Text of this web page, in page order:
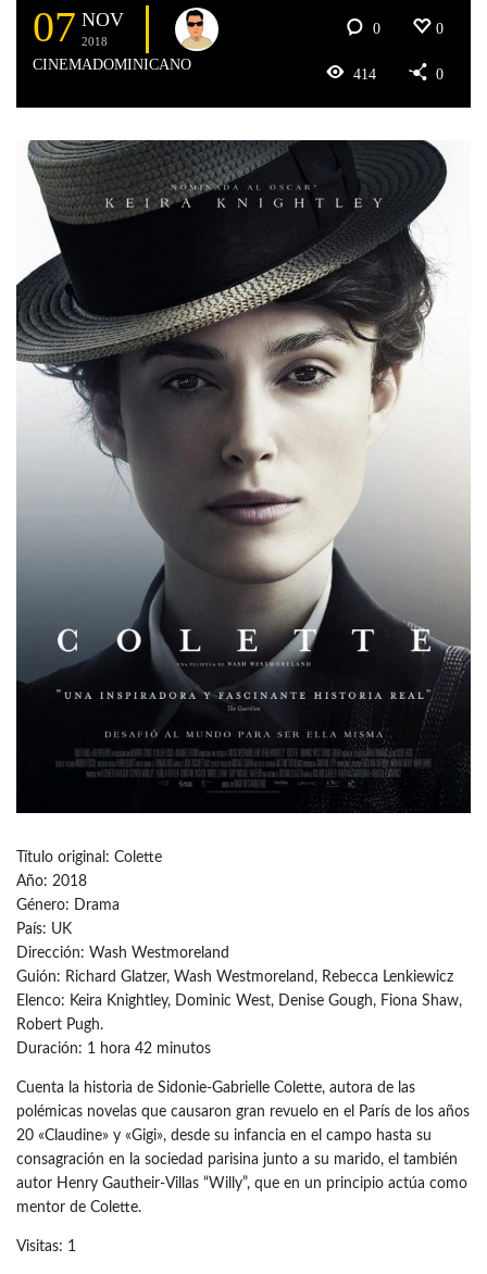
07 NOV
2018
CINEMADOMINICANO
0 0
414 0
Título original: Colette
Año: 2018
Género: Drama
País: UK
Dirección: Wash Westmoreland
Guión: Richard Glatzer, Wash Westmoreland, Rebecca Lenkiewicz
Elenco: Keira Knightley, Dominic West, Denise Gough, Fiona Shaw,
Robert Pugh.
Duración: 1 hora 42 minutos
Cuenta la historia de Sidonie-Gabrielle Colette, autora de las
polémicas novelas que causaron gran revuelo en el París de los años
20 «Claudine» y «Gigi», desde su infancia en el campo hasta su
consagración en la sociedad parisina junto a su marido, el también
autor Henry Gautheir-Villas “Willy”, que en un principio actúa como
mentor de Colette.
Visitas: 1